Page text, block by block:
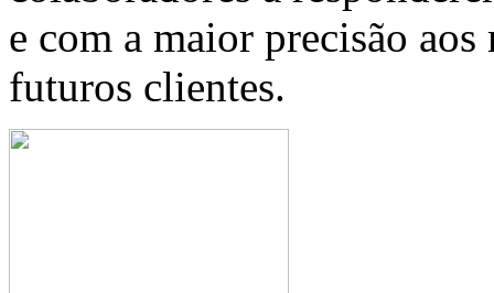
e com a maior precisão
futuros clientes.